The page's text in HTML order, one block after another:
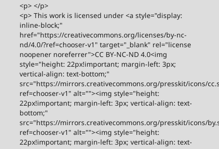
<p> </p>
<p> This work is licensed under <a style="display:
inline-block;"
href="https://creativecommons.org/licenses/by-nc-
nd/4.0/?ref=chooser-v1" target="_blank" rel="license
noopener noreferrer">CC BY-NC-ND 4.0<img
style="height: 22px!important; margin-left: 3px;
vertical-align: text-bottom;"
src="https://mirrors.creativecommons.org/presskit/icons/
ref=chooser-v1" alt=""><img style="height:
22px!important; margin-left: 3px; vertical-align: text-
bottom;"
src="https://mirrors.creativecommons.org/presskit/icons/
ref=chooser-v1" alt=""><img style="height:
22px!important; margin-left: 3px; vertical-align: text-